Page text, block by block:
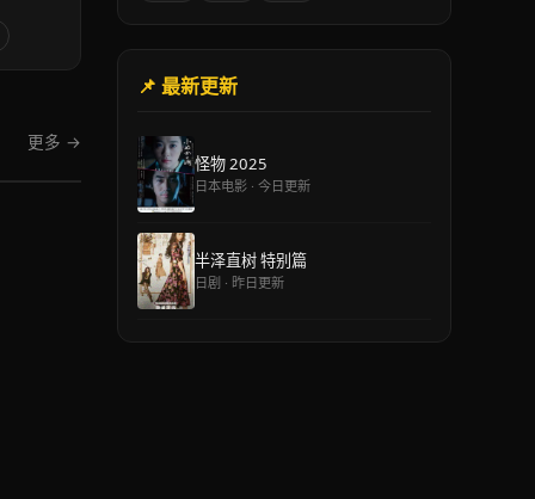
更多 →
📌 最新更新
怪物 2025
日本电影 · 今日更新
半泽直树 特别篇
日剧 · 昨日更新